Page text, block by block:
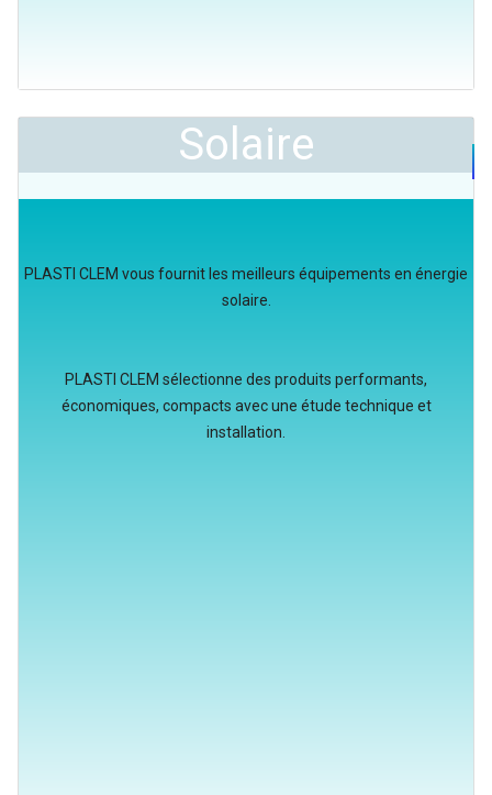
Solaire
PLASTI CLEM vous fournit les meilleurs équipements en énergie
solaire.
PLASTI CLEM sélectionne des produits performants,
économiques, compacts avec une étude technique et
installation.